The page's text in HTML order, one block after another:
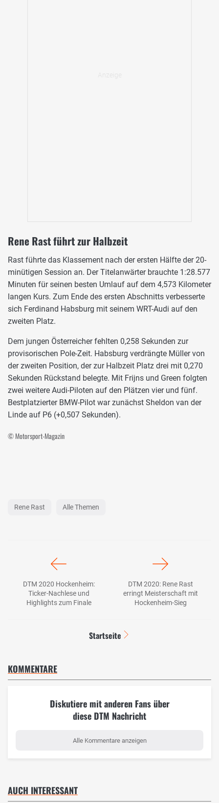
Rene Rast führt zur Halbzeit
Rast führte das Klassement nach der ersten Hälfte der 20-
minütigen Session an. Der Titelanwärter brauchte 1:28.577
Minuten für seinen besten Umlauf auf dem 4,573 Kilometer
langen Kurs. Zum Ende des ersten Abschnitts verbesserte
sich Ferdinand Habsburg mit seinem WRT-Audi auf den
zweiten Platz.
Dem jungen Österreicher fehlten 0,258 Sekunden zur
provisorischen Pole-Zeit. Habsburg verdrängte Müller von
der zweiten Position, der zur Halbzeit Platz drei mit 0,270
Sekunden Rückstand belegte. Mit Frijns und Green folgten
zwei weitere Audi-Piloten auf den Plätzen vier und fünf.
Bestplatzierter BMW-Pilot war zunächst Sheldon van der
Linde auf P6 (+0,507 Sekunden).
© Motorsport-Magazin
Rene Rast Alle Themen
DTM 2020 Hockenheim:
Ticker-Nachlese und
Highlights zum Finale
DTM 2020: Rene Rast
erringt Meisterschaft mit
Hockenheim-Sieg
Startseite
KOMMENTARE
Diskutiere mit anderen Fans über
diese DTM Nachricht
Alle Kommentare anzeigen
AUCH INTERESSANT